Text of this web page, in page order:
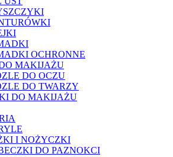
OCHRONNE
MAKIJAŻU
DO OCZU
DO TWARZY
DO MAKIJAŻU
I NOŻYCZKI
DO PAZNOKCI